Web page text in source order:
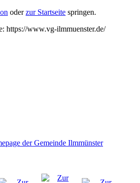
oderzur Startseite springen.
https://www.vg-ilmmuenster.de/